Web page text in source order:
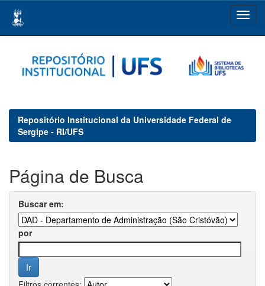
navigation
Repositório Institucional da Universidade Federal de
Sergipe - RI/UFS
Página de Busca
Buscar em:
por